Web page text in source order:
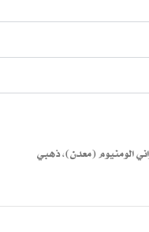
الومنيوم (معدن),ذهبي